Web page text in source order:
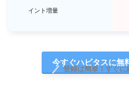
イント増量
今すぐハピタスに無
登録は簡単！すぐに